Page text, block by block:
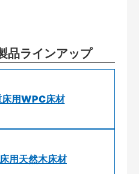
品ラインアップ
床用WPC床材
用天然木床材